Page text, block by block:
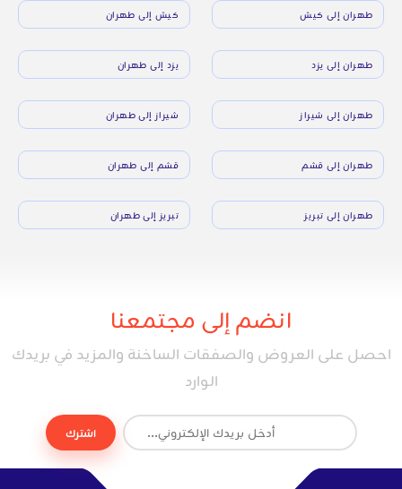
طهران إلى كيش كيش إلى طهران
طهران إلى يزد يزد إلى طهران
طهران إلى شيراز شيراز إلى طهران
طهران إلى قشم قشم إلى طهران
طهران إلى تبريز تبريز إلى طهران
انضم إلى مجتمعنا
احصل على العروض والصفقات الساخنة والمزيد في بريدك
الوارد
اشترك